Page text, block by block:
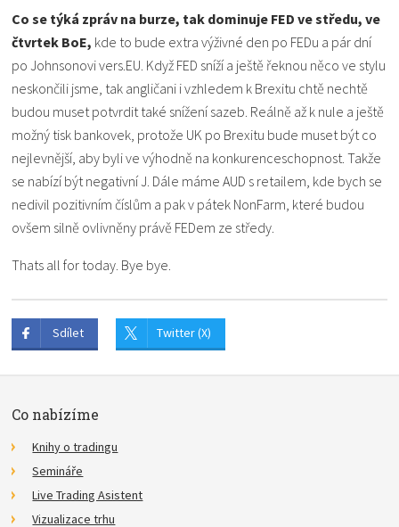
Co se týká zpráv na burze, tak dominuje FED ve středu, ve
čtvrtek BoE, kde to bude extra výživné den po FEDu a pár dní
po Johnsonovi vers.EU. Když FED sníží a ještě řeknou něco ve stylu
neskončili jsme, tak angličani i vzhledem k Brexitu chtě nechtě
budou muset potvrdit také snížení sazeb. Reálně až k nule a ještě
možný tisk bankovek, protože UK po Brexitu bude muset být co
nejlevnější, aby byli ve výhodně na konkurenceschopnost. Takže
se nabízí být negativní J. Dále máme AUD s retailem, kde bych se
nedivil pozitivním číslům a pak v pátek NonFarm, které budou
ovšem silně ovlivněny právě FEDem ze středy.
Thats all for today. Bye bye.
Sdílet Twitter (X)
Co nabízíme
Knihy o tradingu
Semináře
Live Trading Asistent
Vizualizace trhu